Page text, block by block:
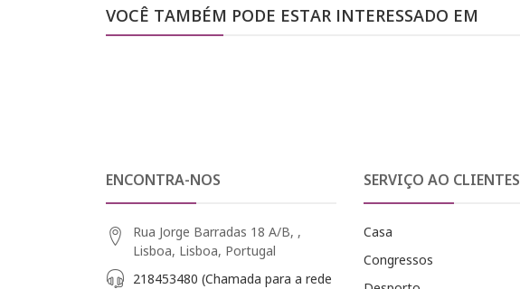
VOCÊ TAMBÉM PODE ESTAR INTERESSADO EM
ENCONTRA-NOS
Rua Jorge Barradas 18 A/B, ,
Lisboa, Lisboa, Portugal
218453480 (Chamada para a rede
SERVIÇO AO CLIENTES
Casa
Congressos